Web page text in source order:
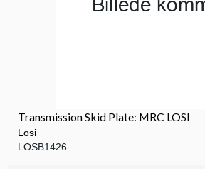
Transmission Skid Plate: MRC LOSI
Losi
LOSB1426